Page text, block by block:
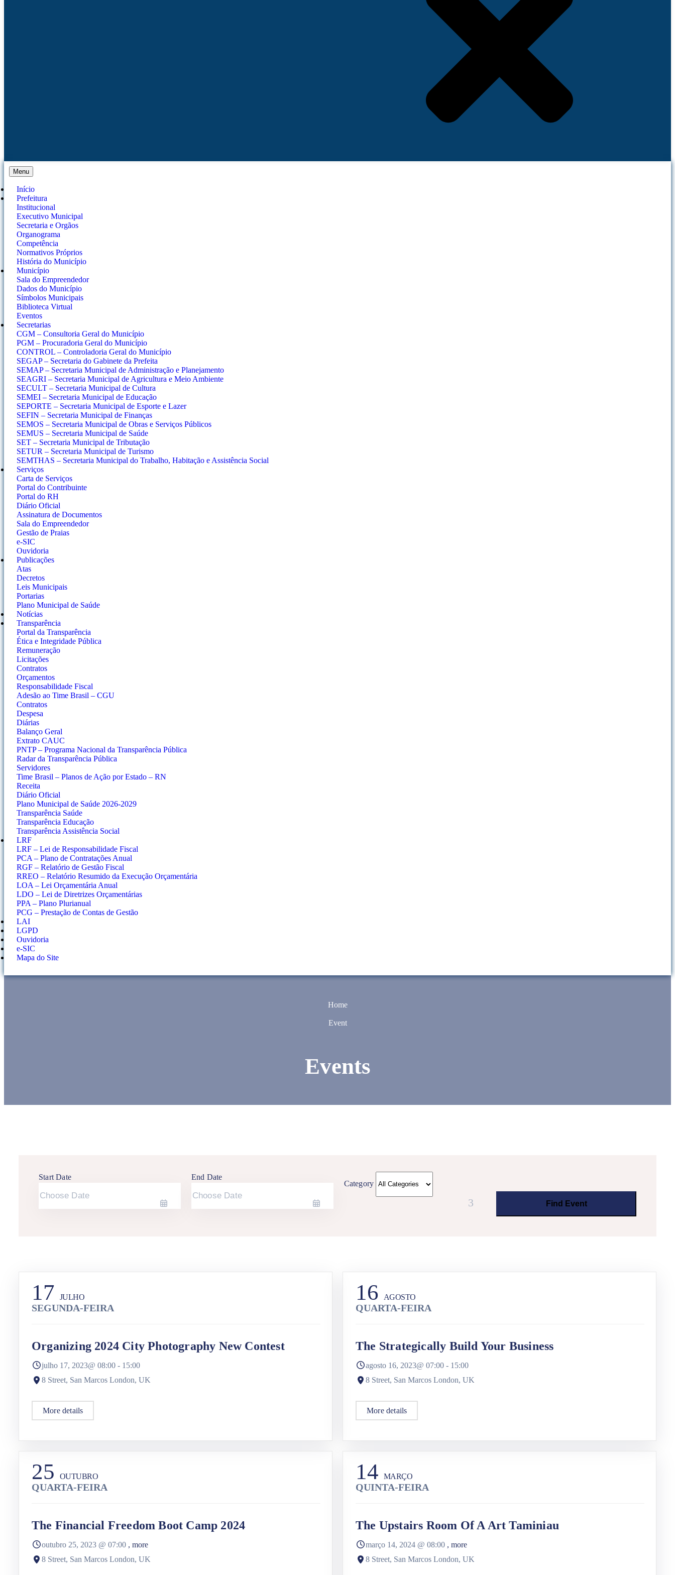
Menu
Início
Prefeitura
Institucional
Executivo Municipal
Secretaria e Orgãos
Organograma
Competência
Normativos Próprios
História do Município
Município
Sala do Empreendedor
Dados do Município
Símbolos Municipais
Biblioteca Virtual
Eventos
Secretarias
CGM – Consultoria Geral do Município
PGM – Procuradoria Geral do Município
CONTROL – Controladoria Geral do Município
SEGAP – Secretaria do Gabinete da Prefeita
SEMAP – Secretaria Municipal de Administração e Planejamento
SEAGRI – Secretaria Municipal de Agricultura e Meio Ambiente
SECULT – Secretaria Municipal de Cultura
SEMEI – Secretaria Municipal de Educação
SEPORTE – Secretaria Municipal de Esporte e Lazer
SEFIN – Secretaria Municipal de Finanças
SEMOS – Secretaria Municipal de Obras e Serviços Públicos
SEMUS – Secretaria Municipal de Saúde
SET – Secretaria Municipal de Tributação
SETUR – Secretaria Municipal de Turismo
SEMTHAS – Secretaria Municipal do Trabalho, Habitação e Assistência Social
Serviços
Carta de Serviços
Portal do Contribuinte
Portal do RH
Diário Oficial
Assinatura de Documentos
Sala do Empreendedor
Gestão de Praias
e-SIC
Ouvidoria
Publicações
Atas
Decretos
Leis Municipais
Portarias
Plano Municipal de Saúde
Notícias
Transparência
Portal da Transparência
Ética e Integridade Pública
Remuneração
Licitações
Contratos
Orçamentos
Responsabilidade Fiscal
Adesão ao Time Brasil – CGU
Contratos
Despesa
Diárias
Balanço Geral
Extrato CAUC
PNTP – Programa Nacional da Transparência Pública
Radar da Transparência Pública
Servidores
Time Brasil – Planos de Ação por Estado – RN
Receita
Diário Oficial
Plano Municipal de Saúde 2026-2029
Transparência Saúde
Transparência Educação
Transparência Assistência Social
LRF
LRF – Lei de Responsabilidade Fiscal
PCA – Plano de Contratações Anual
RGF – Relatório de Gestão Fiscal
RREO – Relatório Resumido da Execução Orçamentária
LOA – Lei Orçamentária Anual
LDO – Lei de Diretrizes Orçamentárias
PPA – Plano Plurianual
PCG – Prestação de Contas de Gestão
LAI
LGPD
Ouvidoria
e-SIC
Mapa do Site
Home
Event
Events
Start Date End Date
Category
17 JULHO
SEGUNDA-FEIRA
Organizing 2024 City Photography New Contest
julho 17, 2023@ 08:00 - 15:00
8 Street, San Marcos London, UK
More details
16 AGOSTO
QUARTA-FEIRA
The Strategically Build Your Business
agosto 16, 2023@ 07:00 - 15:00
8 Street, San Marcos London, UK
More details
25 OUTUBRO
QUARTA-FEIRA
The Financial Freedom Boot Camp 2024
outubro 25, 2023 @ 07:00 , more
8 Street, San Marcos London, UK
14 MARÇO
QUINTA-FEIRA
The Upstairs Room Of A Art Taminiau
março 14, 2024 @ 08:00 , more
8 Street, San Marcos London, UK